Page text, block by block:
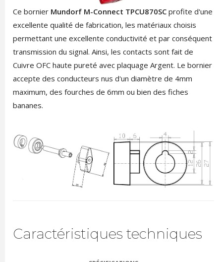
Ce bornier Mundorf M-Connect TPCU870SCprofite d'une
excellente qualité de fabrication, les matériaux choisis
permettant une excellente conductivité et par conséquent
transmission du signal. Ainsi, les contacts sont fait de
Cuivre OFC haute pureté avec plaquage Argent. Le bornier
accepte des conducteurs nus d'un diamètre de 4mm
maximum, des fourches de 6mm ou bien des fiches
bananes.
Caractéristiques techniques